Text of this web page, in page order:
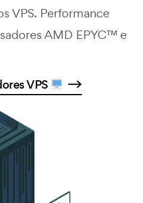
VPS. Performance
AMD EPYC™ e
VPS